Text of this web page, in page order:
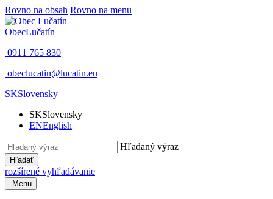
Rovno na obsah Rovno na menu
ObecLučatín
0911 765 830
obeclucatin@lucatin.eu
SKSlovensky
SKSlovensky
ENEnglish
Hľadaný výraz
Hľadať
rozšírené vyhľadávanie
Menu